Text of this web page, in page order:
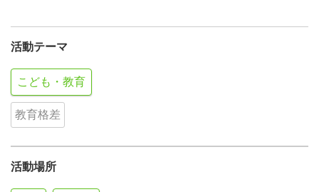
活動テーマ
こども・教育
教育格差
活動場所